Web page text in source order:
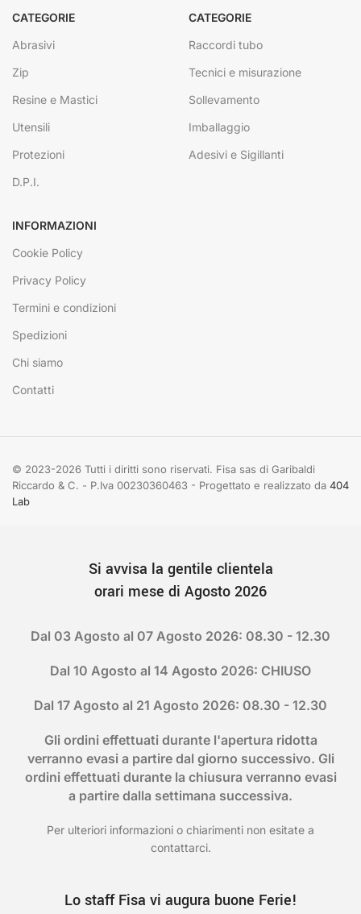
CATEGORIE
Abrasivi
Zip
Resine e Mastici
Utensili
Protezioni
D.P.I.
CATEGORIE
Raccordi tubo
Tecnici e misurazione
Sollevamento
Imballaggio
Adesivi e Sigillanti
INFORMAZIONI
Cookie Policy
Privacy Policy
Termini e condizioni
Spedizioni
Chi siamo
Contatti
© 2023-2026 Tutti i diritti sono riservati. Fisa sas di Garibaldi
Riccardo & C. - P.Iva 00230360463 - Progettato e realizzato da 404
Lab
Si avvisa la gentile clientela
orari mese di Agosto 2026
Dal 03 Agosto al 07 Agosto 2026: 08.30 - 12.30
Dal 10 Agosto al 14 Agosto 2026: CHIUSO
Dal 17 Agosto al 21 Agosto 2026: 08.30 - 12.30
Gli ordini effettuati durante l'apertura ridotta
verranno evasi a partire dal giorno successivo. Gli
ordini effettuati durante la chiusura verranno evasi
a partire dalla settimana successiva.
Per ulteriori informazioni o chiarimenti non esitate a
contattarci.
Lo staff Fisa vi augura buone Ferie!